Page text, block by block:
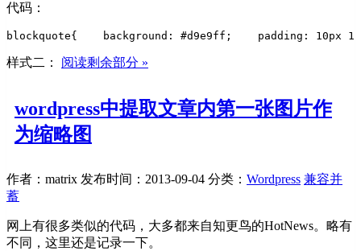
代码：
blockquote{ background: #d9e9ff; padding: 10px
样式二： 阅读剩余部分 »
wordpress中提取文章内第一张图片作
为缩略图
作者：matrix 发布时间：2013-09-04 分类： Wordpress 兼容并
蓄
网上有很多类似的代码，大多都来自知更鸟的HotNews。略有
不同，这里还是记录一下。